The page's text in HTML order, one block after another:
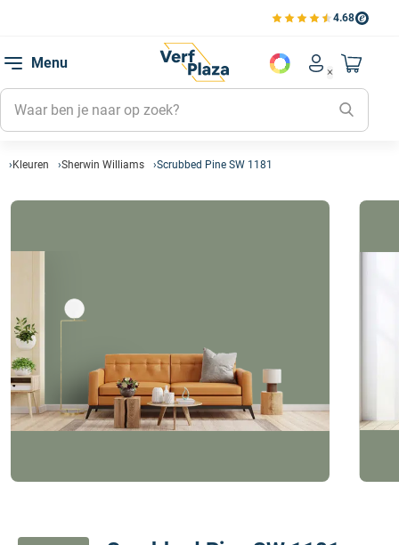
4.68
Bekijk de verfplaza
Menu
Account
Mijn
Mijn
Mijn
Naar
Kleuren Sherwin Williams Scrubbed Pine SW 1181